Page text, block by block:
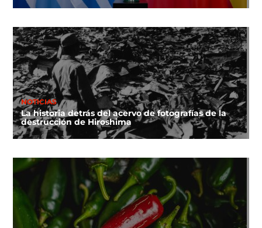
NOTICIAS
La historia detrás del acervo de fotografías de la
destrucción de Hiroshima